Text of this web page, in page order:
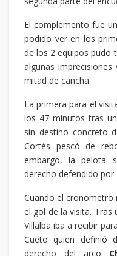
El complemento fue
podido ver en los
de los 2 equipos pudo
algunas
mitad de cancha.
La primera para el
los 47 minutos tras
sin destino concreto
Cortés pescó de
embargo, la pelota
derecho defendido por
Cuando el cronometro
el gol de la visita. Tras
Villalba iba a recibir
Cueto quien definió
derecho del arco